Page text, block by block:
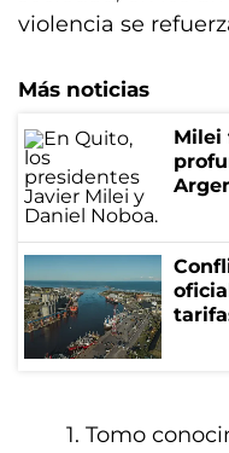
violencia se
Más noticias
Milei
1. Tomo